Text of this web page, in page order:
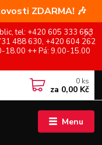
ZDARMA! 🎶
tel: +420 605 333 663
488 630, +420 604 262
18.00 ++ Pá: 9.00-15.00
Menu
0 ks
za 0,00 Kč